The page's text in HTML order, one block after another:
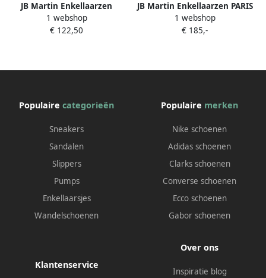
JB Martin Enkellaarzen
PAPRIKA
1 webshop
€ 122,50
JB Martin Enkellaarzen PARIS
1 webshop
€ 185,-
Populaire categorieën
Sneakers
Sandalen
Slippers
Pumps
Enkellaarsjes
Wandelschoenen
Populaire merken
Nike schoenen
Adidas schoenen
Clarks schoenen
Converse schoenen
Ecco schoenen
Gabor schoenen
Klantenservice
Over ons
Inspiratie blog